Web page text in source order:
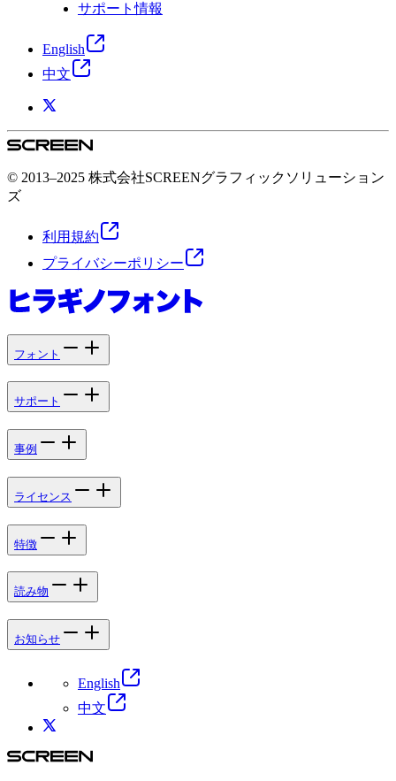
サポート情報
English
中文
© 2013–2025 株式会社SCREENグラフィックソリューション
ズ
利用規約
プライバシーポリシー
フォント
サポート
事例
ライセンス
特徴
読み物
お知らせ
English
中文